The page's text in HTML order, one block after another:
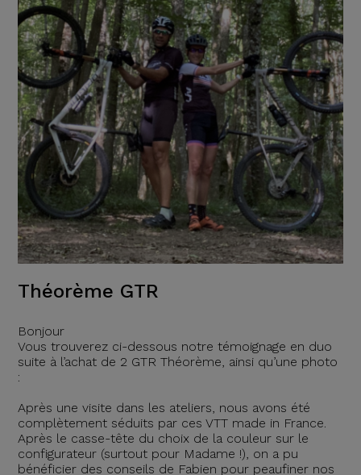
Théorème GTR
Bonjour
Vous trouverez ci-dessous notre témoignage en duo
suite à l’achat de 2 GTR Théorème, ainsi qu’une photo
:
Après une visite dans les ateliers, nous avons été
complètement séduits par ces VTT made in France.
Après le casse-tête du choix de la couleur sur le
configurateur (surtout pour Madame !), on a pu
bénéficier des conseils de Fabien pour peaufiner nos